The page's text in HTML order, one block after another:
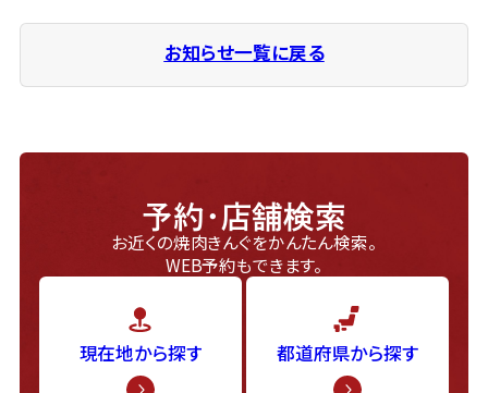
お知らせ一覧に戻る
予約・店舗検索
お近くの焼肉きんぐをかんたん検索。
WEB予約もできます。
現在地から探す 都道府県から探す